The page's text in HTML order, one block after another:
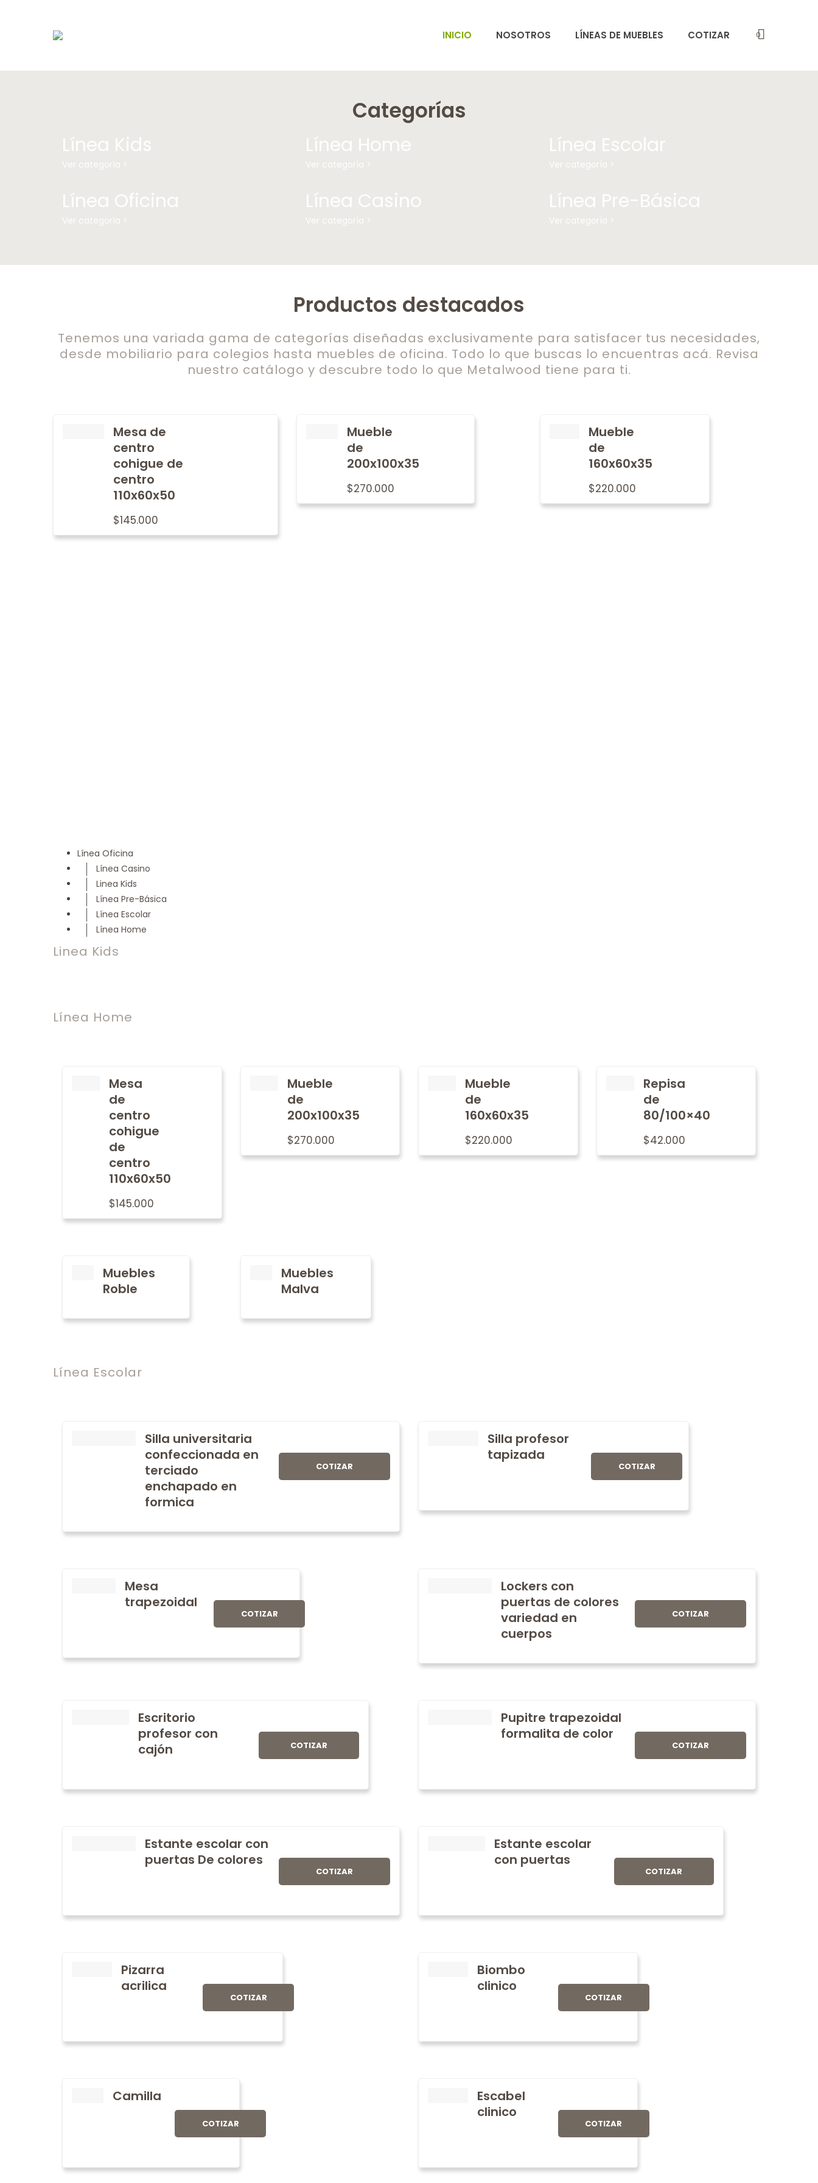
INICIO NOSOTROS LÍNEAS DE MUEBLES COTIZAR 0
Categorías
Línea Kids
Ver categoría >
Línea Home
Ver categoría >
Línea Escolar
Ver categoría >
Línea Oficina
Ver categoría >
Línea Casino
Ver categoría >
Línea Pre-Básica
Ver categoría >
Productos destacados
Tenemos una variada gama de categorías diseñadas exclusivamente para satisfacer tus necesidades,
desde mobiliario para colegios hasta muebles de oficina. Todo lo que buscas lo encuentras acá. Revisa
nuestro catálogo y descubre todo lo que Metalwood tiene para ti.
Mesa de
centro
cohigue de
centro
110x60x50
$145.000
Mueble
de
200x100x35
$270.000
Mueble
de
160x60x35
$220.000
Línea Oficina
Línea Casino
Linea Kids
Línea Pre-Básica
Línea Escolar
Línea Home
Linea Kids
Línea Home
Mesa
de
centro
cohigue
de
centro
110x60x50
$145.000
Mueble
de
200x100x35
$270.000
Mueble
de
160x60x35
$220.000
Repisa
de
80/100×40
$42.000
Muebles
Roble
Muebles
Malva
Línea Escolar
Silla universitaria
confeccionada en
terciado
enchapado en
formica
COTIZAR
Silla profesor
tapizada
COTIZAR
Mesa
trapezoidal
COTIZAR
Lockers con
puertas de colores
variedad en
cuerpos
COTIZAR
Escritorio
profesor con
cajón
COTIZAR
Pupitre trapezoidal
formalita de color
COTIZAR
Estante escolar con
puertas De colores
COTIZAR
Estante escolar
con puertas
COTIZAR
Pizarra
acrilica
COTIZAR
Biombo
clinico
COTIZAR
Camilla
COTIZAR
Escabel
clinico
COTIZAR